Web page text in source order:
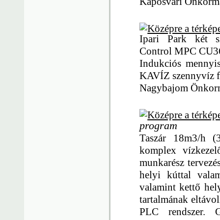
Ipari Park két
Control MPC
Indukciós
KAVÍZ szennyvíz
Nagybajom
program
Taszár 18m3/h
komplex
munkarész
helyi kúttal
valamint kettő
tartalmának
PLC rendszer.